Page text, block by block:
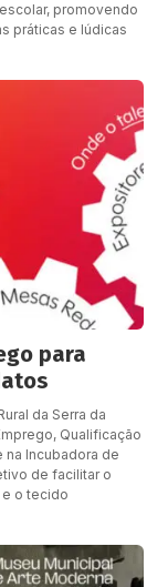
promovendo
práticas e lúdicas
para
da Serra da
Qualificação
na Incubadora de
de facilitar o
o tecido